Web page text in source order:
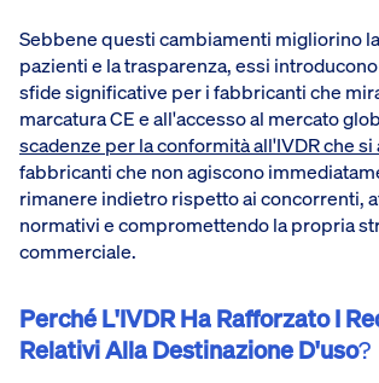
Sebbene questi cambiamenti migliorino
pazienti e la trasparenza, essi
sfide significative per i fabbricanti che
marcatura CE e all'accesso al mercato
scadenze per la conformità all'IVDR che
fabbricanti che non agiscono
rimanere indietro rispetto ai concorrenti,
normativi e compromettendo la propria
commerciale.
Perché L'IVDR Ha Rafforzato I
Relativi Alla Destinazione D'uso?